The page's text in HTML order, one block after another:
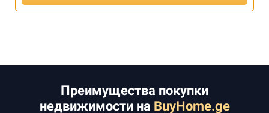
Преимущества покупки
недвижимости на BuyHome.ge